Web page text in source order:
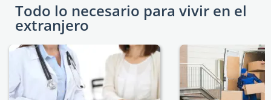
Todo lo necesario para vivir en el
extranjero